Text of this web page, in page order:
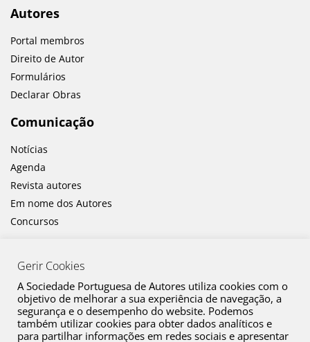
Autores
Portal membros
Direito de Autor
Formulários
Declarar Obras
Comunicação
Notícias
Agenda
Revista autores
Em nome dos Autores
Concursos
Canal de Denúncia
Gerir Cookies
A Sociedade Portuguesa de Autores utiliza cookies com o
objetivo de melhorar a sua experiência de navegação, a
segurança e o desempenho do website. Podemos
também utilizar cookies para obter dados analíticos e
para partilhar informações em redes sociais e apresentar